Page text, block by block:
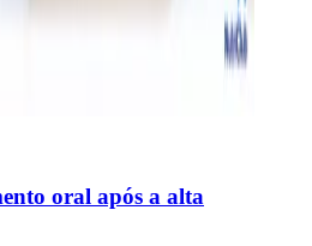
oral após a alta